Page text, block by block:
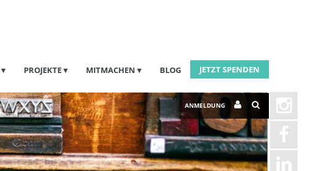
PROJEKTE MITMACHEN BLOG JETZT SPENDEN
ANMELDUNG